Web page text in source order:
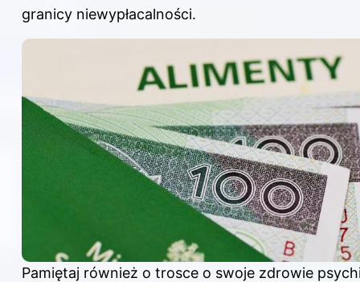
granicy niewypłacalności.
Pamiętaj również o trosce o swoje zdrowie